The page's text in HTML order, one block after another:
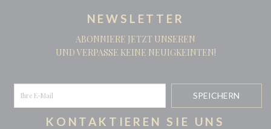
NEWSLETTER
ABONNIERE JETZT UNSEREN
UND VERPASSE KEINE NEUIGKEINTEN!
KONTAKTIEREN SIE UNS